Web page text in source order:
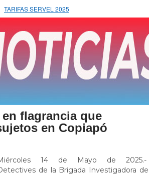
TARIFAS SERVEL 2025
flagrancia que
en Copiapó
14 de Mayo de 2025.-
de la Brigada Investigadora de